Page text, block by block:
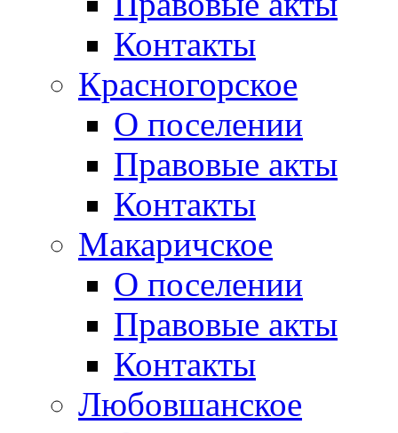
Контакты
Красногорское
О поселении
Правовые акты
Контакты
Макаричское
О поселении
Правовые акты
Контакты
Любовшанское